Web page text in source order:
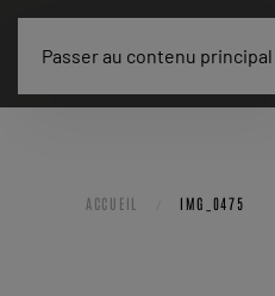
Passer au contenu principal
ACCUEIL IMG_0475